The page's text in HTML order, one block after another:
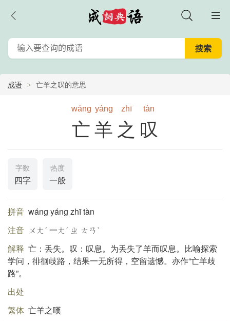
成语 亡羊之叹的意思
wáng yáng zhī tàn
亡羊之叹
字数
四字
热度
一般
拼音 wáng yáng zhī tàn
注音 ㄨㄤˊ 一ㄤˊ ㄓ ㄊㄢˋ
解释 亡：丢失。叹：叹息。为丢失了羊而叹息。比喻探索
学问，徘徊歧路，结果一无所得，空留遗憾。亦作“亡羊歧
路”。
出处
繁体 亡羊之嘆